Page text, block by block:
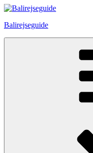
Skip
content
Balirejseguide